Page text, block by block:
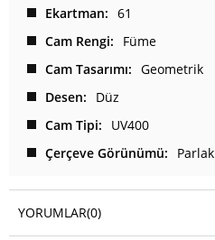
Ekartman
61
Cam Rengi
Füme
Cam Tasarımı
Geometrik
Desen
Düz
Cam Tipi
UV400
Çerçeve Görünümü
Parlak
YORUMLAR(0)